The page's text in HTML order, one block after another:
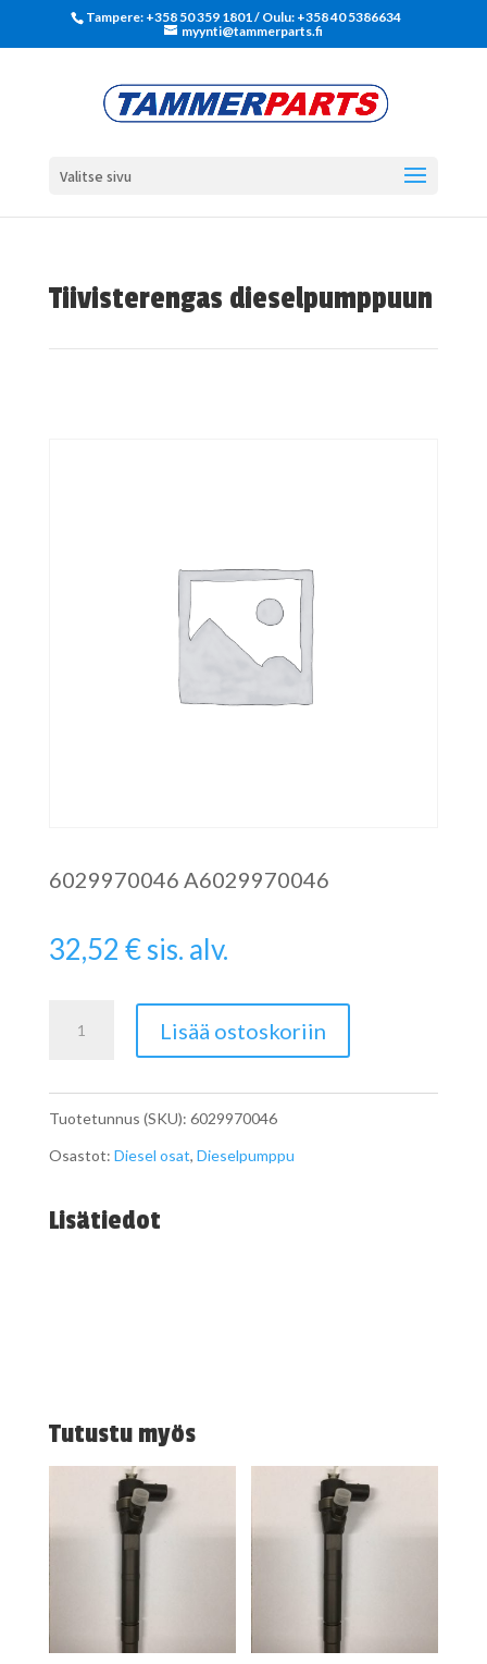
Tampere: +358 50 359 1801‬ / Oulu: +358 40 5386634
myynti@tammerparts.fi
Valitse sivu
Tiivisterengas dieselpumppuun
6029970046 A6029970046
32,52 €sis. alv.
Tiivisterengas
dieselpumppuun
määrä
Lisää ostoskoriin
Tuotetunnus (SKU): 6029970046
Osastot: Diesel osat, Dieselpumppu
Lisätiedot
Tutustu myös